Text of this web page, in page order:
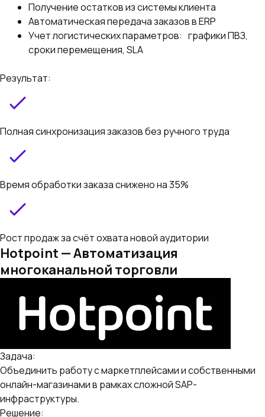
Получение остатков из системы клиента
Автоматическая передача заказов в ERP
Учет логистических параметров: графики ПВЗ,
сроки перемещения, SLA
Результат:
Полная синхронизация заказов без ручного труда
Время обработки заказа снижено на 35%
Рост продаж за счёт охвата новой аудитории
Hotpoint — Автоматизация
многоканальной торговли
Задача:
Объединить работу с маркетплейсами и собственными
онлайн-магазинами в рамках сложной SAP-
инфраструктуры.
Решение: